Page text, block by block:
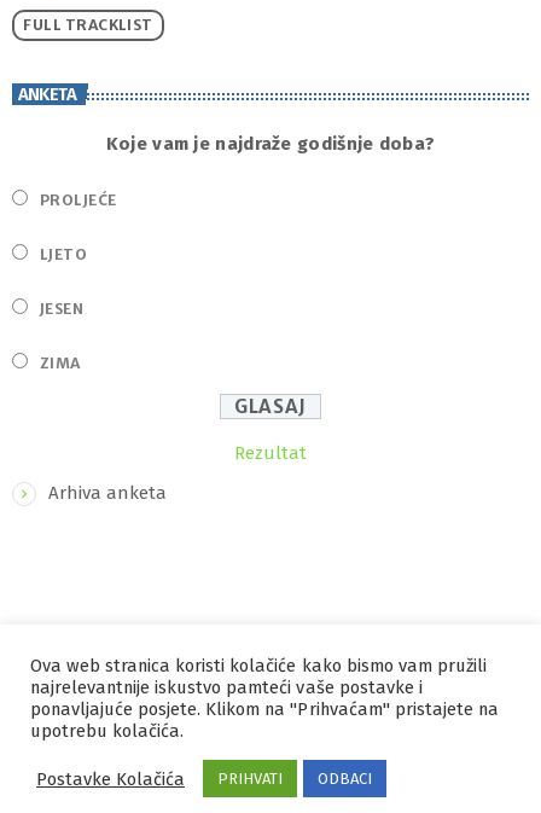
FULL TRACKLIST
ANKETA
Koje vam je najdraže godišnje doba?
PROLJEĆE
LJETO
JESEN
ZIMA
Rezultat
Arhiva anketa
IZRADA I HOSTINGORBIS
MARKETING
PRAVILA PRIVATNOSTI
Ova web stranica koristi kolačiće kako bismo vam pružili
najrelevantnije iskustvo pamteći vaše postavke i
ponavljajuće posjete. Klikom na "Prihvaćam" pristajete na
upotrebu kolačića.
Postavke Kolačića PRIHVATI ODBACI